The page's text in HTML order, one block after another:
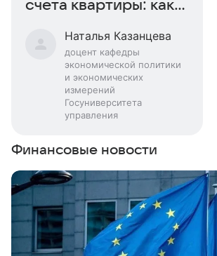
счета квартиры: как
Наталья Казанцева
доцент кафедры
экономической политики
и экономических
измерений
Госуниверситета
управления
Финансовые новости